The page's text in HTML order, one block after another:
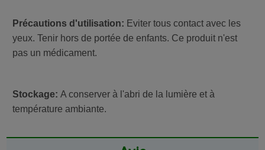
Précautions d'utilisation: Eviter tous contact avec les
yeux. Tenir hors de portée de enfants. Ce produit n'est
pas un médicament.
Stockage:A conserver à l'abri de la lumière et à
température ambiante.